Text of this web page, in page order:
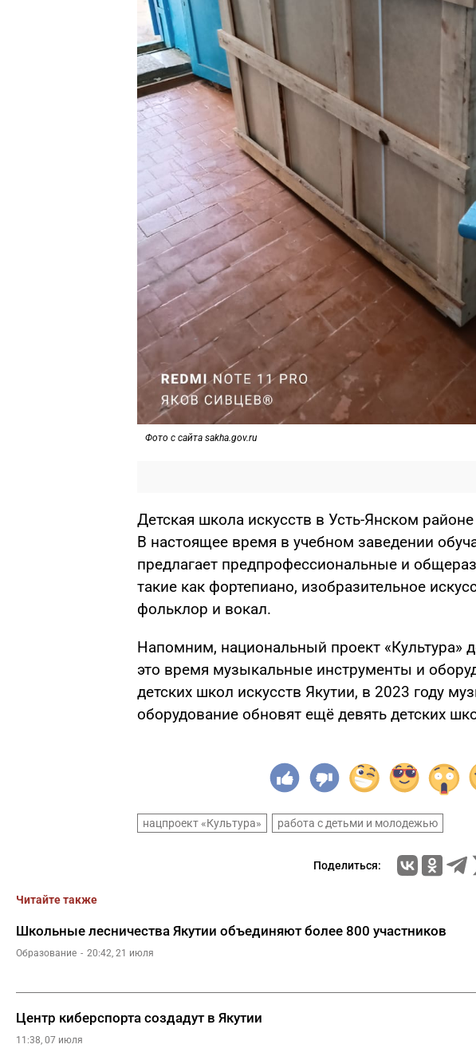
Фото с сайта sakha.gov.ru
Детская школа искусств в Усть-Янском
В настоящее время в учебном заведении
предлагает предпрофессиональные и
такие как фортепиано, изобразительное
фольклор и вокал.
Напомним, национальный проект «Культура»
это время музыкальные инструменты и
детских школ искусств Якутии, в 2023 году
оборудование обновят ещё девять детских
нацпроект «Культура» работа с детьми и молодежью
Поделиться:
Читайте также
Школьные лесничества Якутии объединяют более 800 участников
Образование 20:42, 21 июля
Центр киберспорта создадут в Якутии
11:38, 07 июля